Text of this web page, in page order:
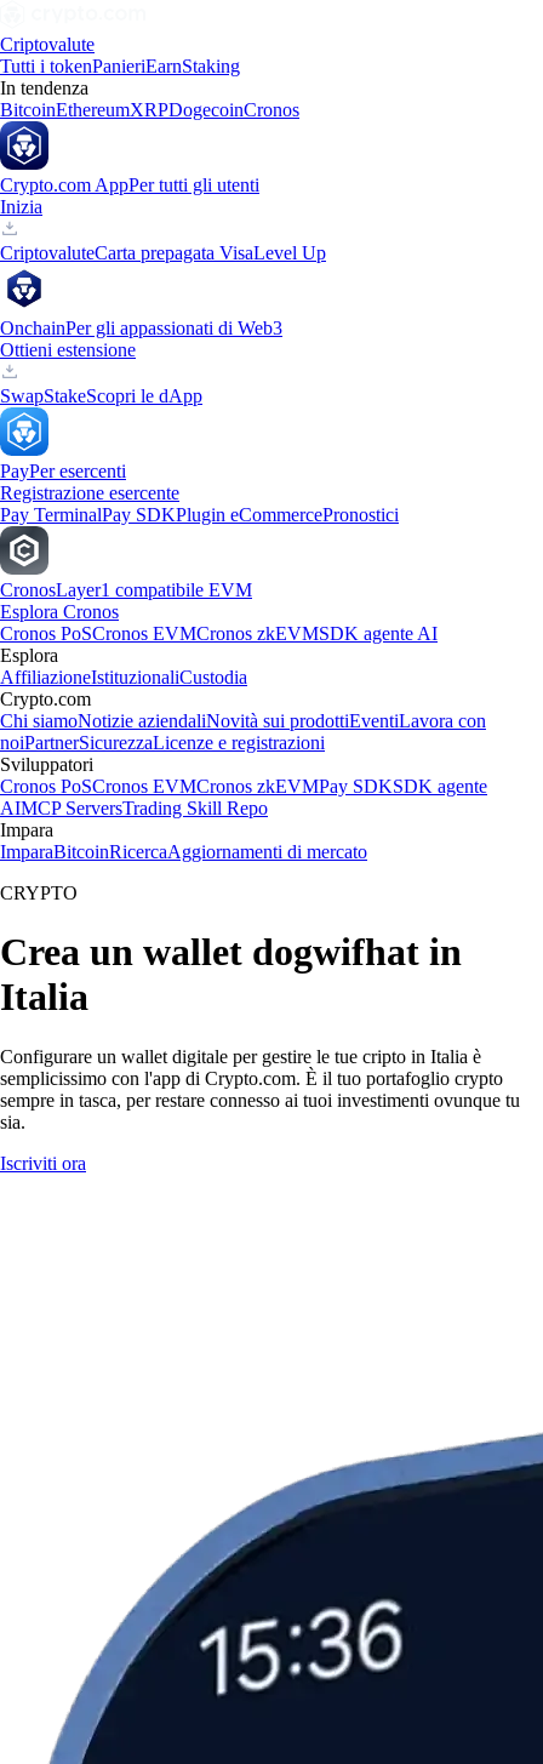
Criptovalute
Tutti i tokenPanieriEarnStaking
In tendenza
BitcoinEthereumXRPDogecoinCronos
Crypto.com AppPer tutti gli utenti
Inizia
CriptovaluteCarta prepagata VisaLevel Up
OnchainPer gli appassionati di Web3
Ottieni estensione
SwapStakeScopri le dApp
PayPer esercenti
Registrazione esercente
Pay TerminalPay SDKPlugin eCommercePronostici
CronosLayer1 compatibile EVM
Esplora Cronos
Cronos PoSCronos EVMCronos zkEVMSDK agente AI
Esplora
AffiliazioneIstituzionaliCustodia
Crypto.com
Chi siamoNotizie aziendaliNovità sui prodottiEventiLavora con
noiPartnerSicurezzaLicenze e registrazioni
Sviluppatori
Cronos PoSCronos EVMCronos zkEVMPay SDKSDK agente
AIMCP ServersTrading Skill Repo
Impara
ImparaBitcoinRicercaAggiornamenti di mercato
CRYPTO
Crea un wallet dogwifhat in
Italia
Configurare un wallet digitale per gestire le tue cripto in Italia è
semplicissimo con l'app di Crypto.com. È il tuo portafoglio crypto
sempre in tasca, per restare connesso ai tuoi investimenti ovunque tu
sia.
Iscriviti ora